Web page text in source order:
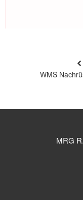
Nächster
WMS
MRG